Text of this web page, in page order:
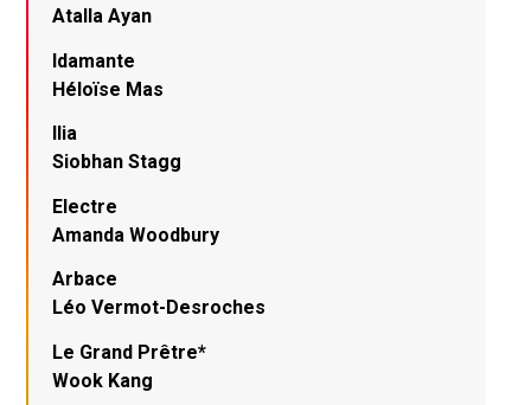
Atalla Ayan
Idamante
Héloïse Mas
Ilia
Siobhan Stagg
Electre
Amanda Woodbury
Arbace
Léo Vermot-Desroches
Le Grand Prêtre*
Wook Kang